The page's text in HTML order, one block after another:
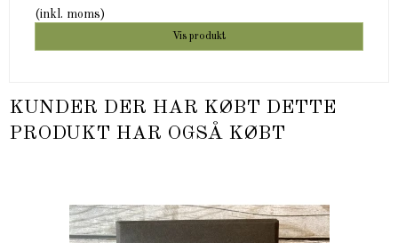
(inkl. moms)
Vis produkt
KUNDER DER HAR KØBT DETTE
PRODUKT HAR OGSÅ KØBT